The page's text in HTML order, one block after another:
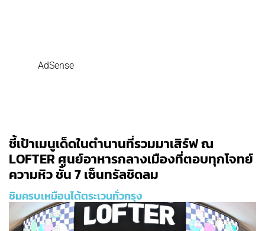
AdSense
ชี้เป้าเมนูเด็ดในตำนานที่รวมมาเสิร์ฟ ณ
LOFTER ศูนย์อาหารกลางเมืองที่ตอบทุกโจทย์
ความหิว ชั้น 7 เซ็นทรัลชิดลม
ชิมครบเหมือนได้ตระเวนทั่วกรุง